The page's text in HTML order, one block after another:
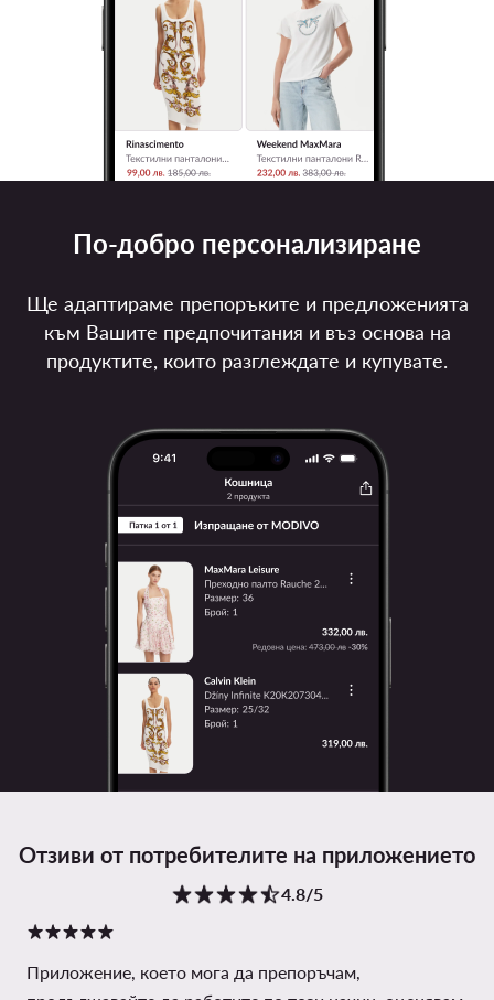
Отзиви от потребителите на приложението
4.8/5
Приложение, което мога да препоръчам,
По-добро персонализиране
Ще адаптираме препоръките и предложенията
към Вашите предпочитания и въз основа на
продуктите, които разглеждате и купувате.